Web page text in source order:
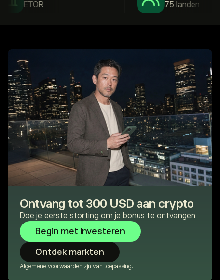
ETOR
75 landen
Ontvang tot 300 USD aan crypto
Doe je eerste storting om je bonus te ontvangen
Begin met investeren
Ontdek markten
Algemene voorwaarden zijn van toepassing.